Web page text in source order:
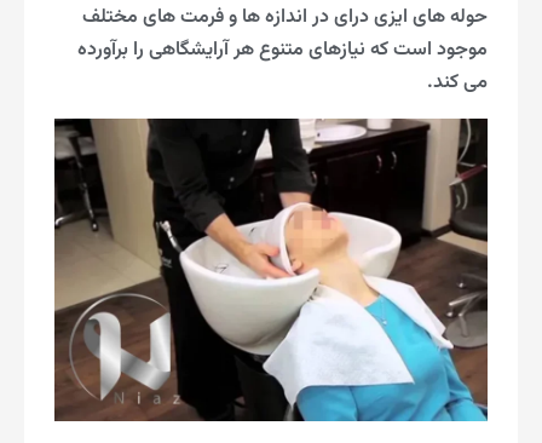
حوله های ایزی درای در اندازه ها و فرمت های مختلف
موجود است که نیازهای متنوع هر آرایشگاهی را برآورده
می کند.